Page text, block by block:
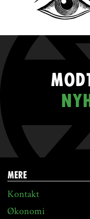
MERE
Kontakt
Økonomi